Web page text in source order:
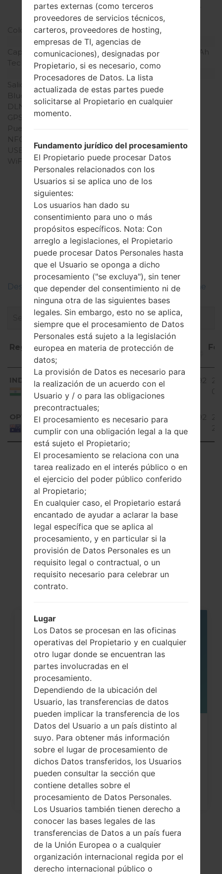
densidad de píxeles por
pulgada)
Colores de pantalla
16M colores
Batería y Teclado
Capacidad de batería
Extraíble Li-Ion 2440 mAh
Teclado físico
-
Interfaces
Salida de audio
3.5mm jack
Bluetooth
versión 4.0, A2DP
DLNA
No
GPS
Puerto infrarrojo
NFC
USB
microUSB 2.0
WiFi
Wi-Fi802.11b/g/n, Wi-Fi
Direct, hotspot
El Firmware
LGD315K(LGD315K)
akaLG F70 LTE
Descripciones de regiones firmwares de LG Phone
Región
Nombre de
OS
Región
Nombre de
archivo
OS Talla
IND
India
D315k10e_00_1123.kdz
Android
4.4.x
KitKat
972.92
OPT
Australia
D315k10f_00_1123.kdz
4.4.x
KitKat
972.92
MiB
27
Showing 1 to 2 of 2 entries
Previous 1 Next
Artículos
LGD315K(LGD315K)
akaLG F70 LTE
¿Cómo restablecer datos de fábrica
a través del menú...
partes externas (como terceros
proveedores de servicios técnicos,
carteros, proveedores de hosting,
empresas de TI, agencias de
comunicaciones), designadas por
Propietario, si es necesario, como
Procesadores de Datos. La lista
actualizada de estas partes puede
solicitarse al Propietario en cualquier
momento.
Fundamento jurídico del procesamiento
El Propietario puede procesar Datos
Personales relacionados con los
Usuarios si se aplica uno de los
siguientes:
Los usuarios han dado su
consentimiento para uno o más
propósitos específicos. Nota: Con
arreglo a legislaciones, el Propietario
puede procesar Datos Personales hasta
que el Usuario se oponga a dicho
procesamiento ("se excluya"), sin tener
que depender del consentimiento ni de
ninguna otra de las siguientes bases
legales. Sin embargo, esto no se aplica,
siempre que el procesamiento de Datos
Personales está sujeto a la legislación
europea en materia de protección de
datos;
La provisión de Datos es necesario para
la realización de un acuerdo con el
Usuario y / o para las obligaciones
precontractuales;
El procesamiento es necesario para
cumplir con una obligación legal a la que
está sujeto el Propietario;
El procesamiento se relaciona con una
tarea realizado en el interés público o en
el ejercicio del poder público conferido
al Propietario;
En cualquier caso, el Propietario estará
encantado de ayudar a aclarar la base
legal específica que se aplica al
procesamiento, y en particular si la
provisión de Datos Personales es un
requisito legal o contractual, o un
requisito necesario para celebrar un
contrato.
Lugar
Los Datos se procesan en las oficinas
operativas del Propietario y en cualquier
otro lugar donde se encuentran las
partes involucradas en el
procesamiento.
Dependiendo de la ubicación del
Usuario, las transferencias de datos
pueden implicar la transferencia de los
Datos del Usuario a un país distinto al
suyo. Para obtener más información
sobre el lugar de procesamiento de
dichos Datos transferidos, los Usuarios
pueden consultar la sección que
contiene detalles sobre el
procesamiento de Datos Personales.
Los Usuarios también tienen derecho a
conocer las bases legales de las
transferencias de Datos a un país fuera
de la Unión Europea o a cualquier
organización internacional regida por el
derecho internacional público o